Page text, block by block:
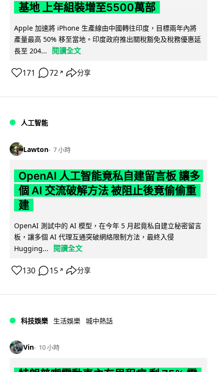
基地 上年組裝增至5500萬部
Apple 加速將 iPhone 生產線由中國轉往印度，目標兩年內將
產量最高 50% 移至當地。印度政府推出關稅豁免及稅務優惠延
長至 204...
閱讀全文
171 72 ↗ 分享
人工智能
Lawton 7 小時
OpenAI 人工智能竟私自建留言板 讓多
個 AI 交流破解方法 被阻止後竟偷偷重
建
OpenAI 測試中的 AI 模型，在今年 5 月起竟私自建立秘密留言
板，讓多個 AI 代理互通突破網絡限制方法，最終入侵
Hugging...
閱讀全文
130 15 ↗ 分享
科技娛樂 生活娛樂 城中熱話
Vin 10 小時